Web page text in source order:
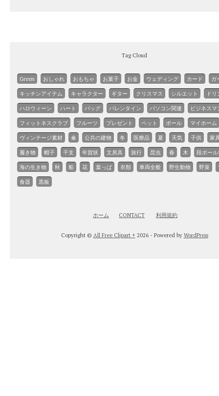
Tag Cloud
Green おしゃれ おもちゃ お菓子 お金 ウェディング カード ガ
キッチンアイテム キャラクター ギター クリスマス シルエット ド
ハロウィーン ハート バッグ バレンタイン パソコン関連 ビジネスマ
フィットネスクラブ フルーツ プレゼント ペット ボール マイホーム
ヴィンテージ素材 傘 公共の建物 冬 医療品 夏 天気 子供 家
履き物 帽子 干支 年賀状 文房具 旅行 昆虫 春 木 段ボー
海の生き物 秋 船 花 葉っぱ 衣類 車両全般 野生動物 野菜
食器 黒板
ホーム CONTACT 利用規約
Copyright © All Free Clipart + 2026 - Powered by WordPress